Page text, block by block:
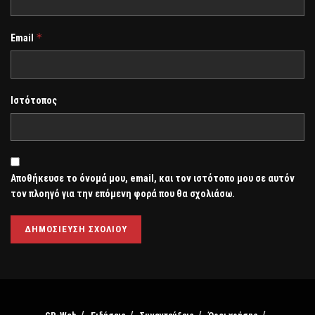
Email *
Ιστότοπος
Αποθήκευσε το όνομά μου, email, και τον ιστότοπο μου σε αυτόν
τον πλοηγό για την επόμενη φορά που θα σχολιάσω.